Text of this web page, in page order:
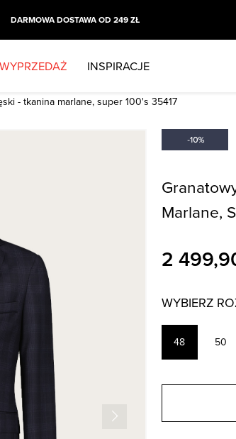
DARMOWA DOSTAWA OD 249 ZŁ
WYPRZEDAŻ INSPIRACJE
- tkanina marlane, super 100's 35417
Marlane,
2
WYBIERZ
48 50